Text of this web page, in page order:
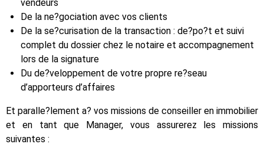
vendeurs
De la ne?gociation avec vos clients
De la se?curisation de la transaction : de?po?t et suivi
complet du dossier chez le notaire et accompagnement
lors de la signature
Du de?veloppement de votre propre re?seau
d’apporteurs d’affaires
Et paralle?lement a? vos missions de conseiller en immobilier
et en tant que Manager, vous assurerez les missions
suivantes :